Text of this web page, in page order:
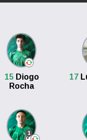
15Diogo
Rocha
17
1